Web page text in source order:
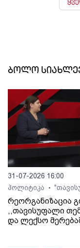
ბოლო
31-07-2026 16:00
პოლიტიკა
•
რეორგანიზაცია
,,თავისუფალი
და ლექსო